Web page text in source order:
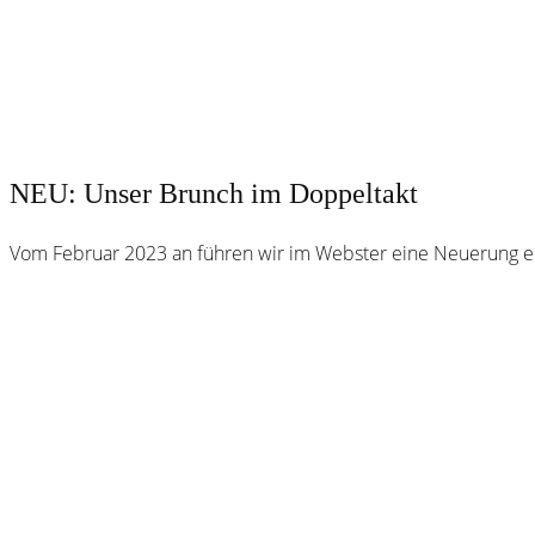
NEU: Unser Brunch im Doppeltakt
Vom Februar 2023 an führen wir im Webster eine